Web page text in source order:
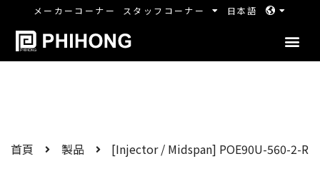
メーカーコーナー スタッフコーナー 日本語
首頁 製品 [Injector / Midspan] POE90U-560-2-R